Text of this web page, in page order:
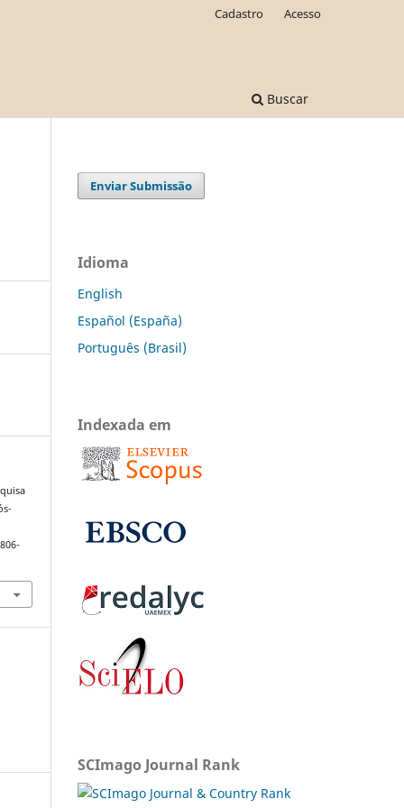
Buscar
Cadastro Acesso
Enviar Submissão
Idioma
English
Español (España)
Português (Brasil)
Indexada em
SCImago Journal Rank